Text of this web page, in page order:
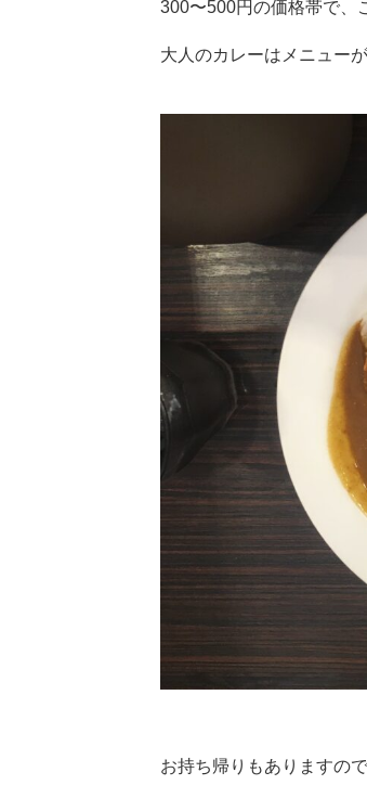
300〜500円の価格帯で、
大人のカレーはメニュー
お持ち帰りもありますの